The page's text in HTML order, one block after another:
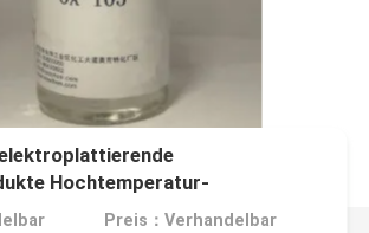
Hochtemperatur-
Preis：Verhandelbar